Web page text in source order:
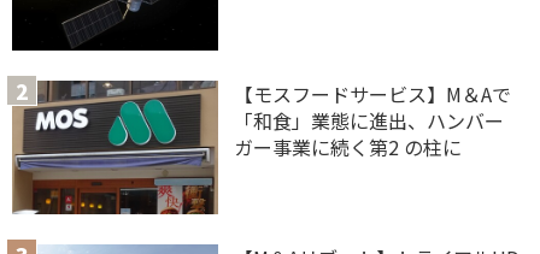
【モスフードサービス】M＆Aで
「和食」業態に進出、ハンバー
ガー事業に続く第2 の柱に